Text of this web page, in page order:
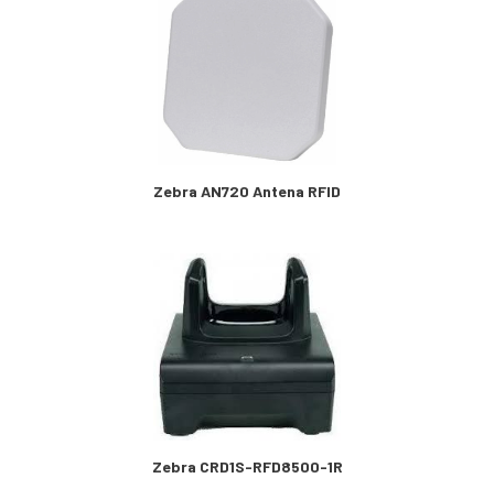
Zebra AN720 Antena RFID
Zebra CRD1S-RFD8500-1R